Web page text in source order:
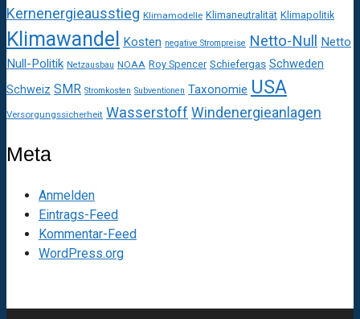
Kernenergieausstieg Klimamodelle Klimaneutralität Klimapolitik
Klimawandel Kosten negative Strompreise Netto-Null Netto
Null-Politik Netzausbau NOAA Roy Spencer Schiefergas Schweden
Schweiz SMR Stromkosten Subventionen Taxonomie USA
Versorgungssicherheit Wasserstoff Windenergieanlagen
Meta
Anmelden
Eintrags-Feed
Kommentar-Feed
WordPress.org